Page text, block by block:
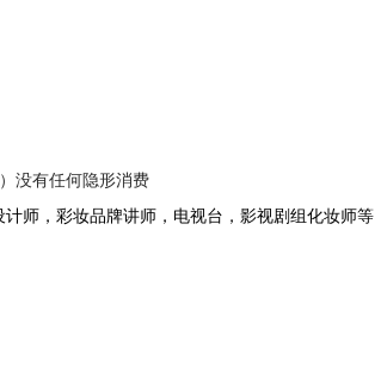
没有任何隐形消费
师，彩妆品牌讲师，电视台，影视剧组化妆师等